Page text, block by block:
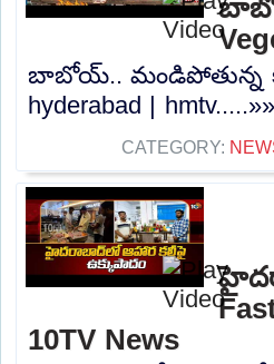
బాబోయ్.. మండిపోతున్న
hyderabad | hmtv.....»»
CATEGORY:
10TV News